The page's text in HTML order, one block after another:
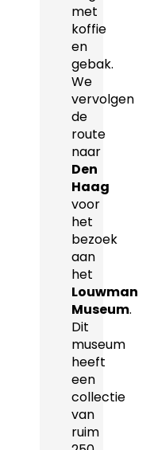
met
koffie
en
gebak.
We
vervolgen
de
route
naar
Den
Haag
voor
het
bezoek
aan
het
Louwman
Museum.
Dit
museum
heeft
een
collectie
van
ruim